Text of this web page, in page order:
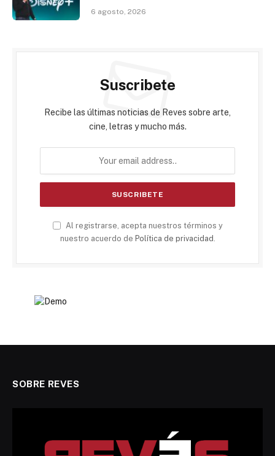
6 agosto, 2026
Suscribete
Recibe las últimas noticias de Reves sobre arte,
cine, letras y mucho más.
Al registrarse, acepta nuestros términos y
nuestro acuerdo de Política de privacidad
SOBRE REVES